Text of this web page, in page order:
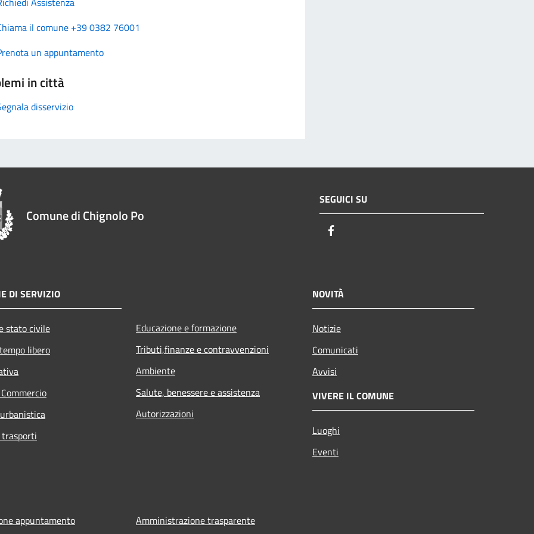
il comune +39 0382 76001
un appuntamento
in città
disservizio
Comune di Chignolo Po
SEGUICI SU
DI SERVIZIO
stato civile
libero
Educazione e formazione
Tributi,finanze e contravvenzioni
Ambiente
Salute, benessere e assistenza
Autorizzazioni
NOVITÀ
Notizie
Comunicati
Avvisi
VIVERE IL COMUNE
Luoghi
Eventi
appuntamento Amministrazione trasparente